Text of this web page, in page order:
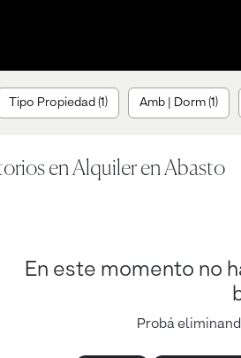
Tipo Propiedad (1) Amb | Dorm (1)
en Alquiler en Abasto
En este momento no
Probá